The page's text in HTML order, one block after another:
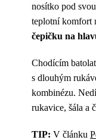
nosítko pod
teplotní komfort
čepičku na
Chodícím
s dlouhým
kombinézu.
rukavice, šála a
TIP: V článku